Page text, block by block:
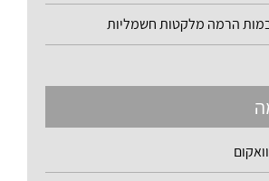
הרמה מלקטות חשמליות